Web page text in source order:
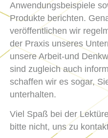
Anwendungsbeispiele
Produkte berichten.
veröffentlichen wir
der Praxis unseres
unsere Arbeit-und
sind zugleich auch
schaffen wir es sogar,
unterhalten.
Viel Spaß bei der
bitte nicht, uns zu